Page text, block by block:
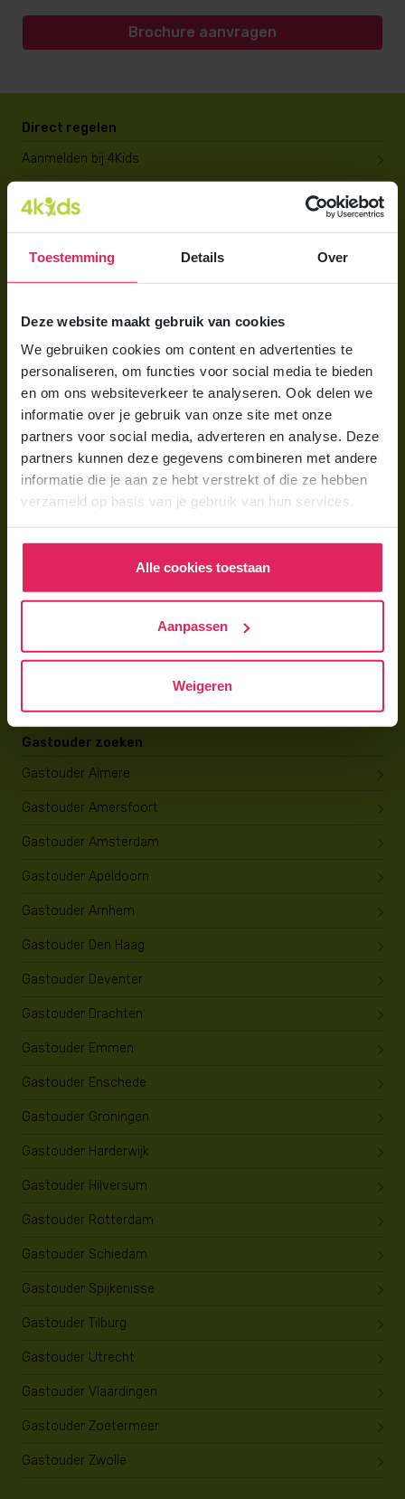
Toestemming Details Over
Deze website maakt gebruik van cookies
We gebruiken cookies om content en advertenties te
personaliseren, om functies voor social media te bieden
en om ons websiteverkeer te analyseren. Ook delen we
informatie over je gebruik van onze site met onze
partners voor social media, adverteren en analyse. Deze
partners kunnen deze gegevens combineren met andere
informatie die je aan ze hebt verstrekt of die ze hebben
verzameld op basis van je gebruik van hun services.
Alle cookies toestaan
Aanpassen
Weigeren
Brochure aanvragen
Direct regelen
Aanmelden bij 4Kids
Brochure aanvragen
Voor ouders
Wat kost een gastouder?
Hoe vind ik een gastouder?
Voor gastouders
Gastouder worden bij 4Kids
Hoe vind ik gastkinderen?
Wat verdient een gastouder?
Gastouder zoeken
Gastouder Almere
Gastouder Amersfoort
Gastouder Amsterdam
Gastouder Apeldoorn
Gastouder Arnhem
Gastouder Den Haag
Gastouder Deventer
Gastouder Drachten
Gastouder Emmen
Gastouder Enschede
Gastouder Groningen
Gastouder Harderwijk
Gastouder Hilversum
Gastouder Rotterdam
Gastouder Schiedam
Gastouder Spijkenisse
Gastouder Tilburg
Gastouder Utrecht
Gastouder Vlaardingen
Gastouder Zoetermeer
Gastouder Zwolle